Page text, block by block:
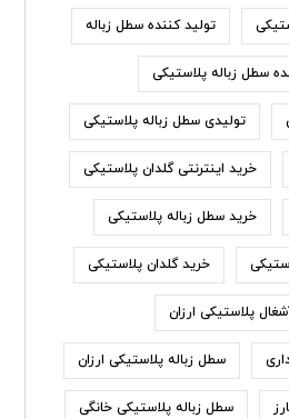
تولید کننده سطل زباله
سطل زباله پلاستیکی
تولیدی سطل زباله پلاستیکی
خرید اینترنتی گلدان پلاستیکی
خرید سطل زباله پلاستیکی
خرید گلدان پلاستیکی
پلاستیکی ارزان
سطل زباله پلاستیکی ارزان
سطل زباله پلاستیکی خانگی